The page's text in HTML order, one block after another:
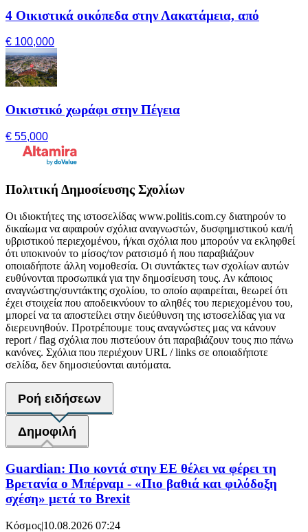
4 Οικιστικά οικόπεδα στην Λακατάμεια, από
€ 100,000
Οικιστικό χωράφι στην Πέγεια
€ 55,000
Πολιτική Δημοσίευσης Σχολίων
Οι ιδιοκτήτες της ιστοσελίδας www.politis.com.cy διατηρούν το
δικαίωμα να αφαιρούν σχόλια αναγνωστών, δυσφημιστικού και/ή
υβριστικού περιεχομένου, ή/και σχόλια που μπορούν να εκληφθεί
ότι υποκινούν το μίσος/τον ρατσισμό ή που παραβιάζουν
οποιαδήποτε άλλη νομοθεσία. Οι συντάκτες των σχολίων αυτών
ευθύνονται προσωπικά για την δημοσίευση τους. Αν κάποιος
αναγνώστης/συντάκτης σχολίου, το οποίο αφαιρείται, θεωρεί ότι
έχει στοιχεία που αποδεικνύουν το αληθές του περιεχομένου του,
μπορεί να τα αποστείλει στην διεύθυνση της ιστοσελίδας για να
διερευνηθούν. Προτρέπουμε τους αναγνώστες μας να κάνουν
report / flag σχόλια που πιστεύουν ότι παραβιάζουν τους πιο πάνω
κανόνες. Σχόλια που περιέχουν URL / links σε οποιαδήποτε
σελίδα, δεν δημοσιεύονται αυτόματα.
Ροή ειδήσεων
Δημοφιλή
Guardian: Πιο κοντά στην ΕΕ θέλει να φέρει τη
Βρετανία ο Μπέρναμ - «Πιο βαθιά και φιλόδοξη
σχέση» μετά το Brexit
Κόσμος|10.08.2026 07:24